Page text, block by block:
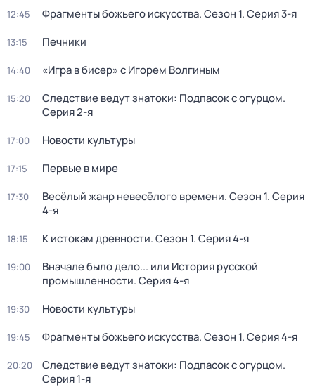
12:45 Фрагменты божьего искусства. Сезон 1. Серия 3-я
13:15 Печники
14:40 «Игра в бисер» с Игорем Волгиным
15:20 Следствие ведут знатоки: Подпасок с огурцом.
Серия 2-я
17:00 Новости культуры
17:15 Первые в мире
17:30 Весёлый жанр невесёлого времени. Сезон 1. Серия
4-я
18:15 К истокам древности. Сезон 1. Серия 4-я
19:00
Вначале было дело... или История русской
промышленности. Серия 4-я
19:30 Новости культуры
19:45 Фрагменты божьего искусства. Сезон 1. Серия 4-я
20:20 Следствие ведут знатоки: Подпасок с огурцом.
Серия 1-я